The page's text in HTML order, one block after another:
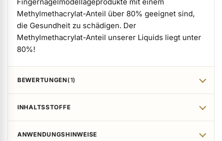
Methylmethacrylat-Anteil über 80% geeignet sind,
die Gesundheit zu schädigen. Der
Methylmethacrylat-Anteil unserer Liquids liegt unter
80%!
BEWERTUNGEN 1
INHALTSSTOFFE
ANWENDUNGSHINWEISE